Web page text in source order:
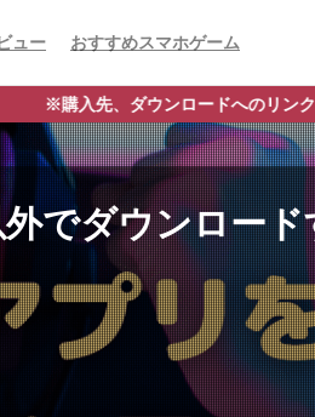
ュー おすすめスマホゲーム
クにはアフィリエイトタグが含まれて
でダウンロード